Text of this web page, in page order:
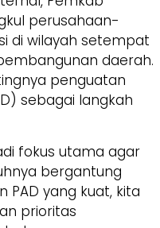
perusahaan-
di wilayah setempat
daerah.
penguatan
sebagai langkah
fokus utama agar
bergantung
yang kuat, kita
prioritas